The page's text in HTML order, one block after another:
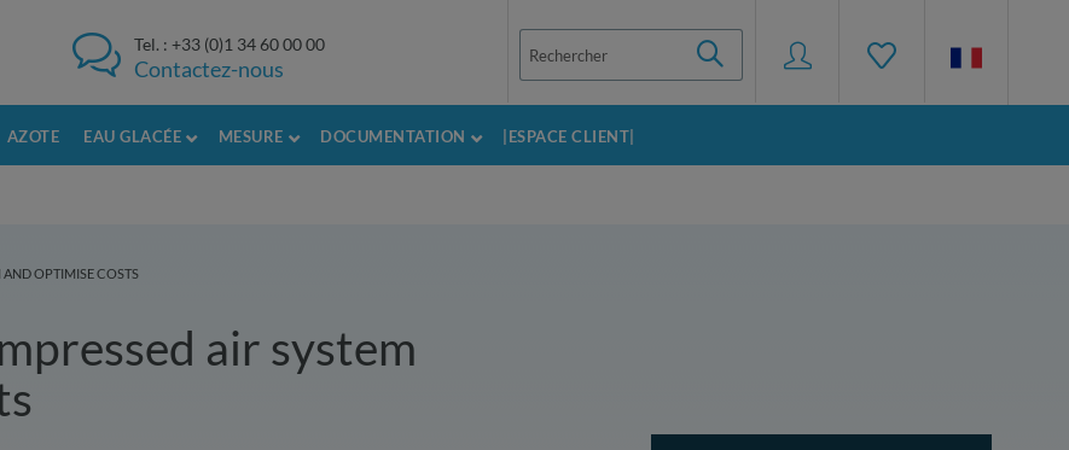
Tel. : +33 (0)1 34 60 00 00
Contactez-nous
AZOTE EAU GLACÉE MESURE DOCUMENTATION |ESPACE CLIENT|
AND OPTIMISE COSTS
air system